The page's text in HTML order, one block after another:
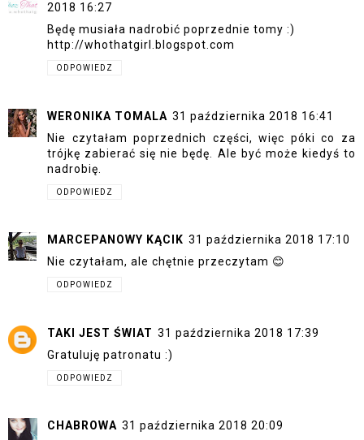
2018 16:27
Będę musiała nadrobić poprzednie tomy :)
http://whothatgirl.blogspot.com
ODPOWIEDZ
WERONIKA TOMALA 31 października 2018 16:41
Nie czytałam poprzednich części, więc póki co za
trójkę zabierać się nie będę. Ale być może kiedyś to
nadrobię.
ODPOWIEDZ
MARCEPANOWY KĄCIK 31 października 2018 17:10
Nie czytałam, ale chętnie przeczytam 😊
ODPOWIEDZ
TAKI JEST ŚWIAT 31 października 2018 17:39
Gratuluję patronatu :)
ODPOWIEDZ
CHABROWA 31 października 2018 20:09